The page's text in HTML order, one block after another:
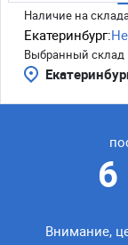
Наличие на
Екатеринбург:
Выбранный склад
Внимание,